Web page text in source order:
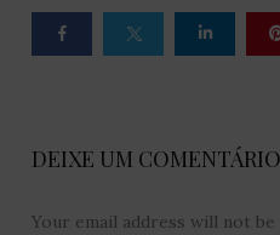
DEIXE UM COMENTÁRIO
Your email address will not be